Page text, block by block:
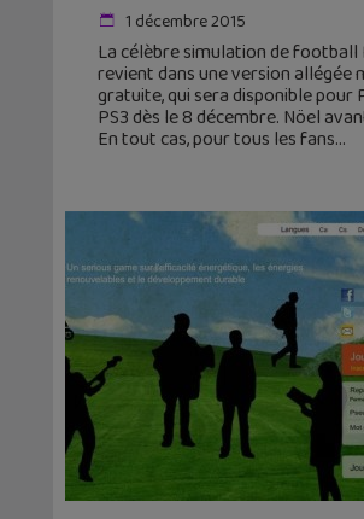
1 décembre 2015
La célèbre simulation de football
revient dans une version allégée
gratuite, qui sera disponible pour
PS3 dès le 8 décembre. Nöel
En tout cas, pour tous les fans